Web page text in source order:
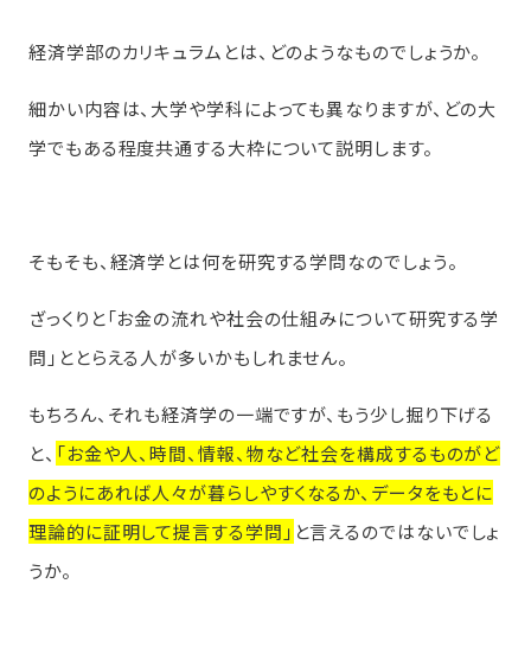
経済学部のカリキュラムとは、どのようなものでしょうか。
細かい内容は、大学や学科によっても異なりますが、どの大
学でもある程度共通する大枠について説明します。
そもそも、経済学とは何を研究する学問なのでしょう。
ざっくりと「お金の流れや社会の仕組みについて研究する学
問」ととらえる人が多いかもしれません。
もちろん、それも経済学の一端ですが、もう少し掘り下げる
と、 「お金や人、時間、情報、物など社会を構成するものがど
のようにあれば人々が暮らしやすくなるか、データをもとに
理論的に証明して提言する学問」 と言えるのではないでしょ
うか。